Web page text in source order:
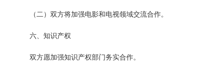
（二）双方将加强电影和电视领域交流合作。
六、知识产权
双方愿加强知识产权部门务实合作。